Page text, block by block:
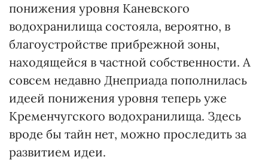
понижения уровня Каневского
водохранилища состояла, вероятно, в
благоустройстве прибрежной зоны,
находящейся в частной собственности. А
совсем недавно Днеприада пополнилась
идеей понижения уровня теперь уже
Кременчугского водохранилища. Здесь
вроде бы тайн нет, можно проследить за
развитием идеи.